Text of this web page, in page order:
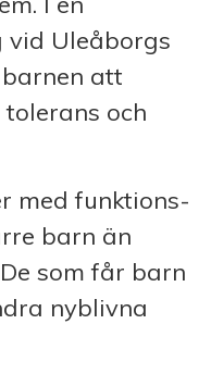
vid Uleåborgs
att
och
med funktions­
barn än
som får barn
nyblivna